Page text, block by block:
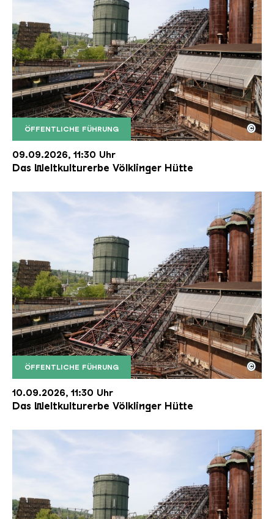
ÖFFENTLICHE FÜHRUNG
Der Erzschrägaufzug der Völklinger Hütte mit
Copyright: Weltkulturerbe Völklinger Hütte | Karl
©
09.09.2026, 11:30 Uhr
Das Weltkulturerbe Völklinger Hütte
ÖFFENTLICHE FÜHRUNG
Der Erzschrägaufzug der Völklinger Hütte mit
Copyright: Weltkulturerbe Völklinger Hütte | Karl
©
10.09.2026, 11:30 Uhr
Das Weltkulturerbe Völklinger Hütte